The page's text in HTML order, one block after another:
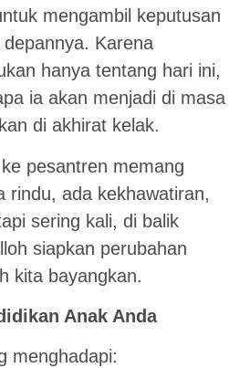
mengambil keputusan
Karena
hanya tentang hari ini,
ia akan menjadi di masa
di akhirat kelak.
pesantren memang
rindu, ada kekhawatiran,
sering kali, di balik
siapkan perubahan
kita bayangkan.
Anak Anda
menghadapi: